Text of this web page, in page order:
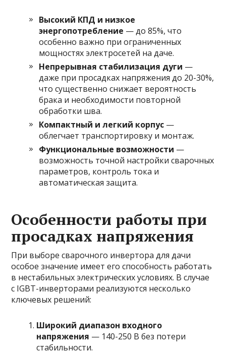
Высокий КПД и низкое
энергопотребление — до 85%, что
особенно важно при ограниченных
мощностях электросетей на даче.
Непрерывная стабилизация дуги —
даже при просадках напряжения до 20-30%,
что существенно снижает вероятность
брака и необходимости повторной
обработки шва.
Компактный и легкий корпус —
облегчает транспортировку и монтаж.
Функциональные возможности —
возможность точной настройки сварочных
параметров, контроль тока и
автоматическая защита.
Особенности работы при
просадках напряжения
При выборе сварочного инвертора для дачи
особое значение имеет его способность работать
в нестабильных электрических условиях. В случае
с IGBT-инверторами реализуются несколько
ключевых решений:
Широкий диапазон входного
напряжения — 140-250 В без потери
стабильности.